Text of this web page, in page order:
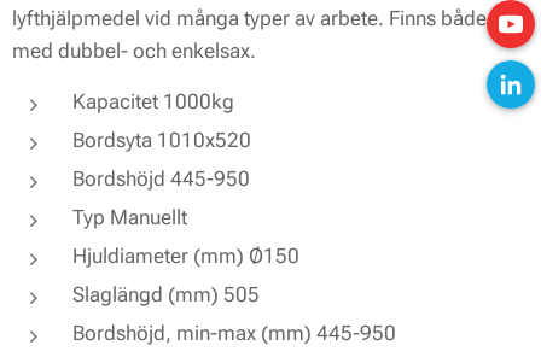
lyfthjälpmedel vid många typer av arbete. Finns både
med dubbel- och enkelsax.
Kapacitet 1000kg
Bordsyta 1010x520
Bordshöjd 445-950
Typ Manuellt
Hjuldiameter (mm) Ø150
Slaglängd (mm) 505
Bordshöjd, min-max (mm) 445-950